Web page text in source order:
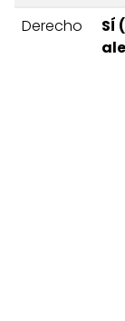
Derecho
SÍ